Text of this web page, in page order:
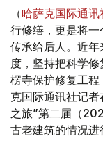
（哈萨克国际通讯
行修缮，更是将
传承给后人。近
度，坚持把科学
楞寺保护修复工
克国际通讯社记者
之旅”第二届（
古老建筑的情况进